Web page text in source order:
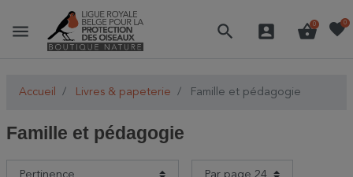
menu search account_box shopping_basket
0 favorite0
Accueil Livres & papeterie Famille et pédagogie
Famille et pédagogie